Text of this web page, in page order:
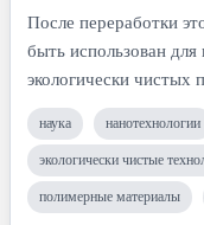
После переработки
быть использован для
экологически чистых
наука нанотехнологии
экологически чистые
полимерные материалы